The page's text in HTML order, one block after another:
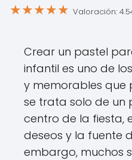
★★★★★ Valoración:
Crear un pastel
infantil es uno de
y memorables que
se trata solo de un
centro de la fiesta,
deseos y la fuente
embargo, muchos